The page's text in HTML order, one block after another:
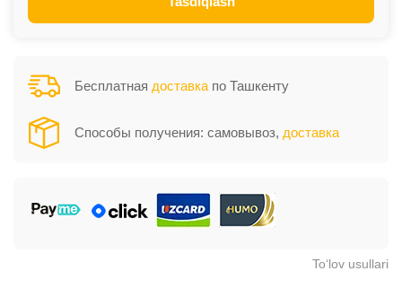
Бесплатная доставка по Ташкенту
Способы получения: самовывоз, доставка
To‘lov usullari